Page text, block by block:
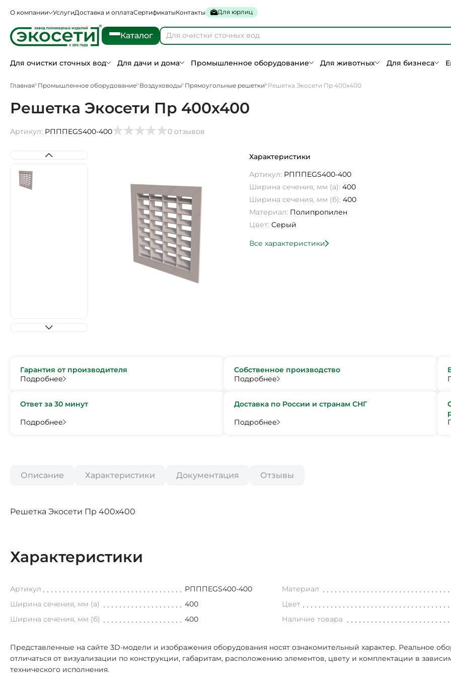
О компании УслугиДоставка и оплатаСертификатыКонтакты Для юрлиц
Каталог
Для очистки сточных вод Для дачи и дома Промышленное оборудование Для животных Для бизнеса
Главная Промышленное оборудование Воздуховоды Прямоугольные решетки Решетка Экосети Пр 400х400
Решетка Экосети Пр 400х400
Артикул: РПППEGS400-400 0 отзывов
Характеристики
Артикул: РПППEGS400-400
Ширина сечения, мм (а): 400
Ширина сечения, мм (б): 400
Материал: Полипропилен
Цвет: Серый
Все характеристики
Гарантия от производителя
Подробнее
Собственное производство
Подробнее
Ответ за 30 минут
Подробнее
Доставка по России и странам СНГ
Подробнее
Описание Характеристики Документация Отзывы
Решетка Экосети Пр 400х400
Характеристики
Артикул
РПППEGS400-400
Ширина сечения, мм (а)
400
Ширина сечения, мм (б)
400
Материал
Цвет
Наличие товара
Представленные на сайте 3D-модели и изображения оборудования носят ознакомительный характер. Реальное
отличаться от визуализации по конструкции, габаритам, расположению элементов, цвету и комплектации в
технического исполнения.